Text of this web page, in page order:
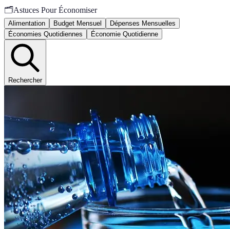
🗂️Astuces Pour Économiser
Alimentation Budget Mensuel
Dépenses Mensuelles
Économies Quotidiennes
Économie Quotidienne
Rechercher